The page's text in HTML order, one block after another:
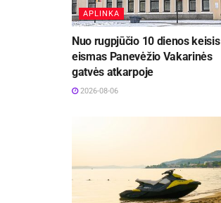
APLINKA
Nuo rugpjūčio 10 dienos keisis
eismas Panevėžio Vakarinės
gatvės atkarpoje
2026-08-06